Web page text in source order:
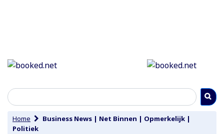
Home Business News | Net Binnen | Opmerkelijk |
Politiek